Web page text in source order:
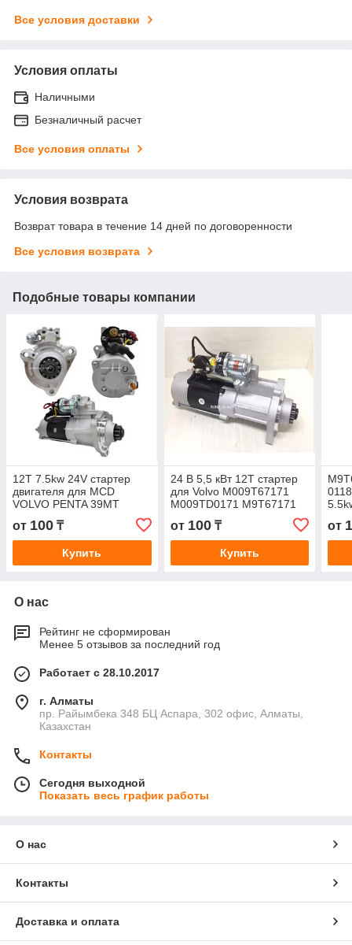
Все условия доставки
Условия оплаты
Наличными
Безналичный расчет
Все условия оплаты
Условия возврата
Возврат товара в течение 14 дней по договоренности
Все условия возврата
Подобные товары компании
12T 7.5kw 24V стартер
двигателя для MCD
VOLVO PENTA 39MT
грузовик D12 QD3111
M009T82171 M9T67671
от 100 ₸
Купить
24 В 5,5 кВт 12T стартер
для Volvo M009T67171
M009TD0171 M9T67171
M9TD0171 21774085
от 100₸
Купить
от
О нас
Рейтинг не сформирован
Менее 5 отзывов за последний год
Работает с 28.10.2017
г. Алматы
пр. Райымбека 348 БЦ Аспара, 302 офис, Алматы,
Казахстан
Контакты
Сегодня выходной
Показать весь график работы
О нас
Контакты
Доставка и оплата